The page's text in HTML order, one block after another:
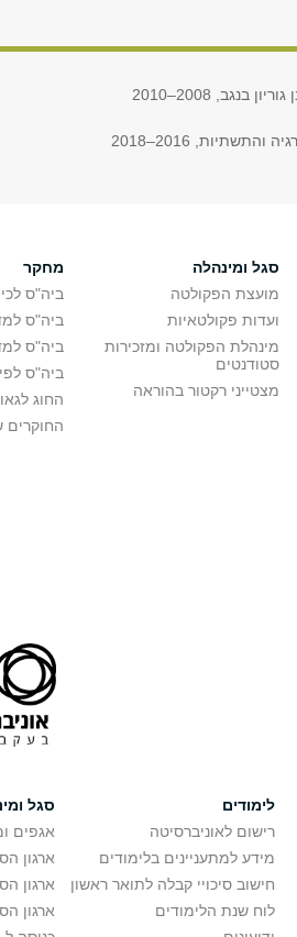
2008–2010
2016–2018
סגל ומינהלה
מועצת הפקולטה
ועדות פקולטאיות
מינהלת הפקולטה ומזכירות
סטודנטים
מצטייני רקטור בהוראה
מחקר
ביה"ס
ביה"ס
ביה"ס
ביה"ס
החוג
החוקרים
לימודים
רישום לאוניברסיטה
מידע למתעניינים בלימודים
חישוב סיכויי קבלה לתואר ראשון
לוח שנת הלימודים
סגל
אגפים
ארגון
ארגון
ארגון